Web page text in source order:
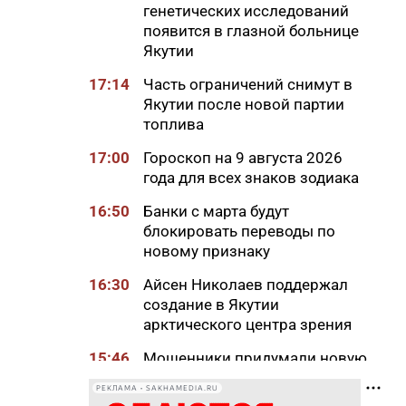
генетических исследований
появится в глазной больнице
Якутии
17:14
Часть ограничений снимут в
Якутии после новой партии
топлива
17:00
Гороскоп на 9 августа 2026
года для всех знаков зодиака
16:50
Банки с марта будут
блокировать переводы по
новому признаку
16:30
Айсен Николаев поддержал
создание в Якутии
арктического центра зрения
15:46
Мошенники придумали новую
«экстрасенсами»
РЕКЛАМА • SAKHAMEDIA.RU